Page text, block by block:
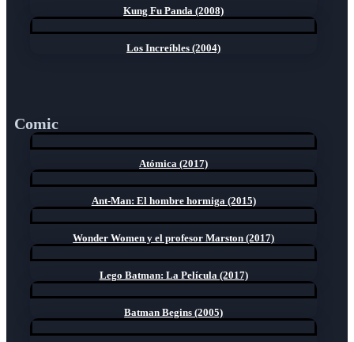
Kung Fu Panda (2008)
Los Increíbles (2004)
Comic
Atómica (2017)
Ant-Man: El hombre hormiga (2015)
Wonder Women y el profesor Marston (2017)
Lego Batman: La Película (2017)
Batman Begins (2005)